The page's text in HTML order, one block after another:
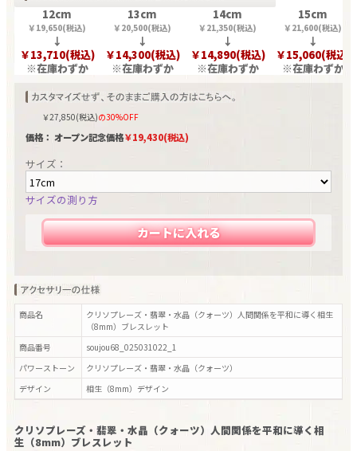
12cm
￥ 19,650(税込)
↓
￥13,710(税込)
※在庫わずか
13cm
￥ 20,500(税込)
↓
￥14,300(税込)
※在庫わずか
14cm
￥ 21,350(税込)
↓
￥14,890(税込)
※在庫わずか
15cm
￥ 21,600(税込)
↓
￥15,060(税込)
※在庫わずか
クリソプレーズ・翡翠・水晶（クォーツ）人間関係を平和に導く相
生（8mm）ブレスレット
￥27,850(税込)の30%OFF
価格： オープン記念価格￥19,430(税込)
サイズ：
サイズの測り方
カートに入れる
商品名
クリソプレーズ・翡翠・水晶（クォーツ）人間関係を平和に導く相生
（8mm）ブレスレット
商品番号
soujou68_025031022_1
パワーストーン
クリソプレーズ・翡翠・水晶（クォーツ）
デザイン
相生（8mm） デザイン